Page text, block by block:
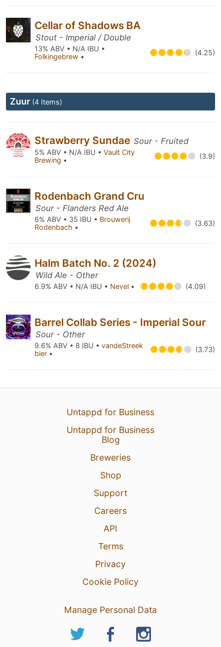
Cellar of Shadows BA
Stout - Imperial / Double
13% ABV • N/A IBU •
Folkingebrew • (4.25)
Zuur (4 Items)
Strawberry Sundae Sour - Fruited
5% ABV • N/A IBU • Vault City
Brewing • (3.9)
Rodenbach Grand Cru
Sour - Flanders Red Ale
6% ABV • 35 IBU • Brouwerij
Rodenbach • (3.63)
Halm Batch No. 2 (2024)
Wild Ale - Other
6.9% ABV • N/A IBU • Nevel • (4.09)
Barrel Collab Series - Imperial Sour
Sour - Other
9.6% ABV • 8 IBU • vandeStreek
bier • (3.73)
Untappd for Business
Untappd for Business
Blog
Breweries
Shop
Support
Careers
API
Terms
Privacy
Cookie Policy
Manage Personal Data